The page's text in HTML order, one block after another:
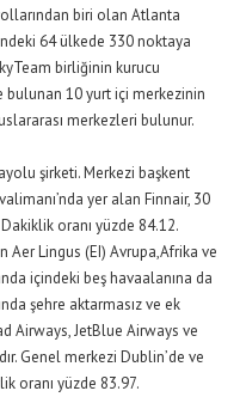
biri olan Atlanta
64 ülkede 330 noktaya
birliğinin kurucu
10 yurt içi merkezinin
merkezleri bulunur.
şirketi. Merkezi başkent
yer alan Finnair, 30
oranı yüzde 84.12.
Aer Lingus (EI) Avrupa,Afrika ve
içindeki beş havaalanına da
şehre aktarmasız ve ek
Airways, JetBlue Airways ve
Genel merkezi Dublin’de ve
oranı yüzde 83.97.